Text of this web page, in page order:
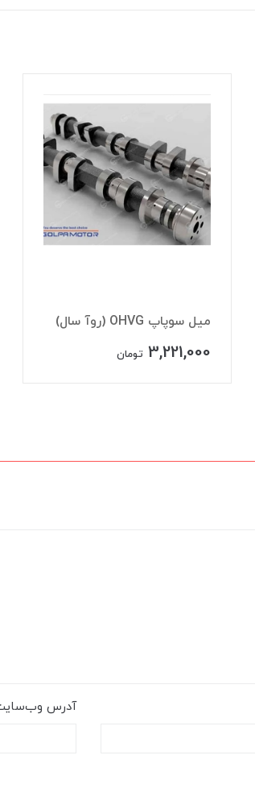
ميل سوپاپ OHVG (روآ سال)
3,221,000 تومان
آدرس